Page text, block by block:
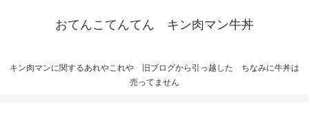
おてんこてんてん キン肉マン牛丼
キン肉マンに関するあれやこれや 旧ブログから引っ越した ちなみに牛丼は
売ってません